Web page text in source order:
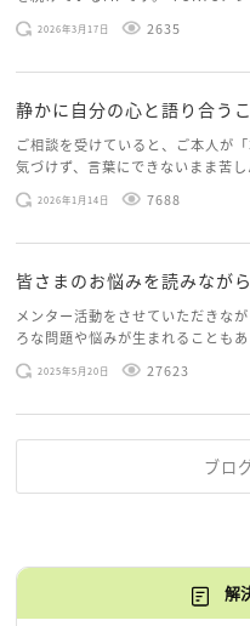
げたいという想いから、勇気を出し
稿してみようと思います。少し自分
2026年3月17日 2635
静かに自分の心と語り合う
ご相談を受けていると、ご本人が
気づけず、言葉にできないまま苦
ースがありますお悩みというのは、
層心理）に触れることで、まったく
2026年1月14日 7688
皆さまのお悩みを読みながら
メンター活動をさせていただきな
ろな問題や悩みが生まれることも
のお悩みを読みながら 「みんな、
だけじゃないんだな」と、逆に励ま
2025年5月20日 27623
ブロ
解